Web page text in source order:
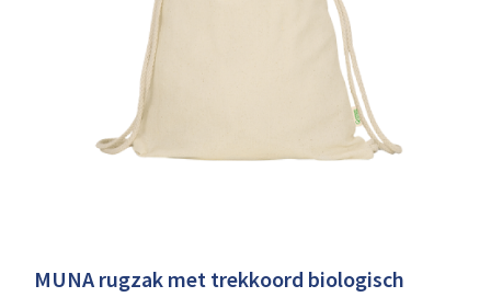
MUNA rugzak met trekkoord biologisch